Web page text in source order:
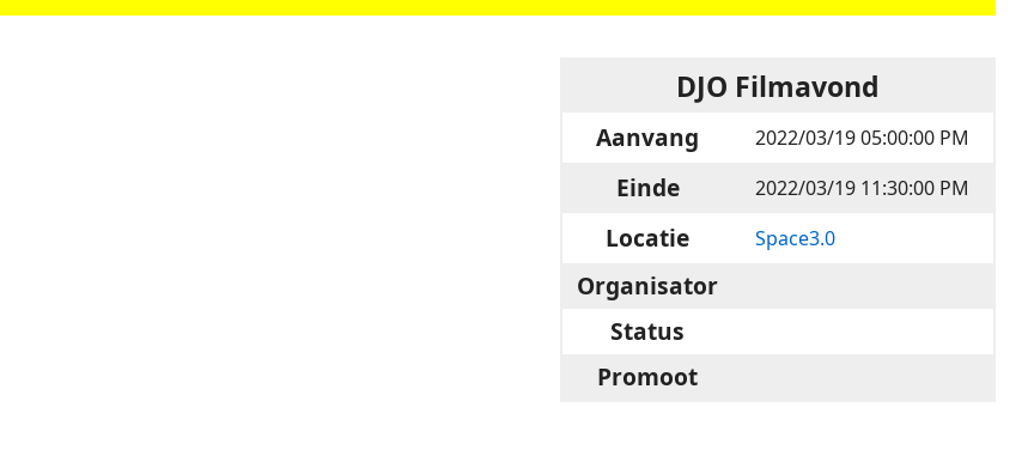
DJO Filmavond
Aanvang 2022/03/19 05:00:00 PM
Einde 2022/03/19 11:30:00 PM
Locatie Space3.0
Organisator
Status
Promoot